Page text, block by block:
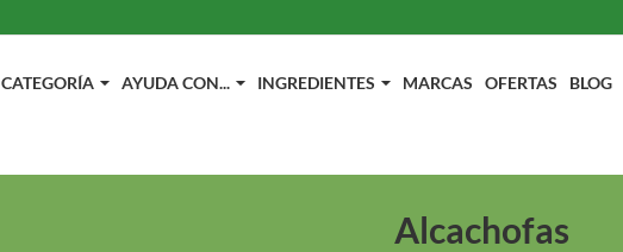
CATEGORÍA AYUDA CON... INGREDIENTES MARCAS OFERTAS BLOG
Alcachofas